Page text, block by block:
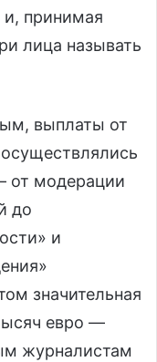
принимая
лица называть
выплаты от
от модерации
до
и
значительная
евро —
журналистам